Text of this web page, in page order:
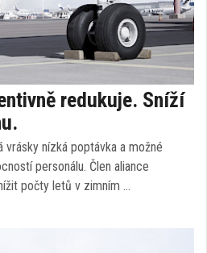
redukuje. Sníží
vrásky nízká poptávka a možné
personálu. Člen aliance
počty letů v zimním …